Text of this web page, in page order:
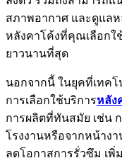
สภาพอากาศ และดูแลห
หลังคาโค้งที่คุณเลือกใ
ยาวนานที่สุด
นอกจากนี้ ในยุคที่เทค
การเลือกใช้บริการหลัง
การผลิตที่ทันสมัย เช่น
โรงงานหรือจากหน้าง
ลดโอกาสการรั่วซึม เ